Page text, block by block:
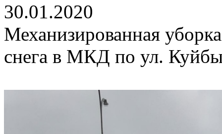
30.01.2020
Механизированная
снега в МКД по ул.